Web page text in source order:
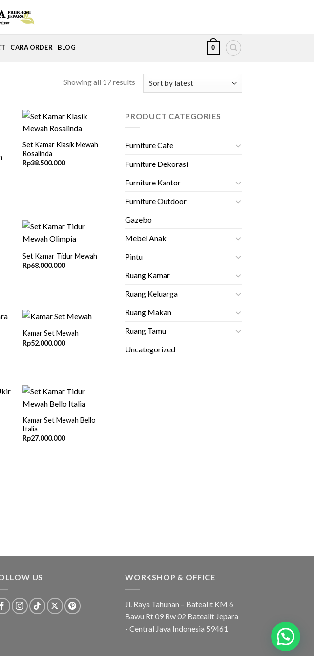
CARA ORDER BLOG 0
Showing all 17 results
Set Kamar Klasik Mewah
Rosalinda
Rp38.500.000
Set Kamar Tidur Mewah
Rp68.000.000
Kamar Set Mewah
Rp52.000.000
Kamar Set Mewah Bello
Italia
Rp27.000.000
PRODUCT CATEGORIES
Furniture Cafe
Furniture Dekorasi
Furniture Kantor
Furniture Outdoor
Gazebo
Mebel Anak
Pintu
Ruang Kamar
Ruang Keluarga
Ruang Makan
Ruang Tamu
Uncategorized
US WORKSHOP & OFFICE
Jl. Raya Tahunan – Batealit KM 6
Bawu Rt 09 Rw 02 Batealit Jepara
- Central Java Indonesia 59461